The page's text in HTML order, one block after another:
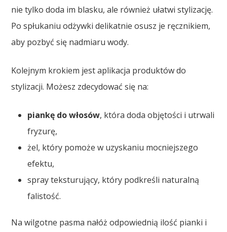
nie tylko doda im blasku, ale również ułatwi stylizację.
Po spłukaniu odżywki delikatnie osusz je ręcznikiem,
aby pozbyć się nadmiaru wody.
Kolejnym krokiem jest aplikacja produktów do
stylizacji. Możesz zdecydować się na:
piankę do włosów, która doda objętości i utrwali
fryzurę,
żel, który pomoże w uzyskaniu mocniejszego
efektu,
spray teksturujący, który podkreśli naturalną
falistość.
Na wilgotne pasma nałóż odpowiednią ilość pianki i